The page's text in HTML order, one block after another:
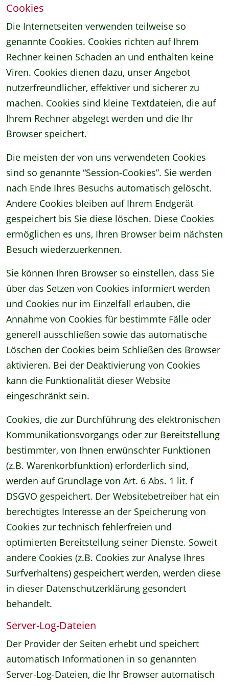
Cookies
Die Internetseiten verwenden teilweise so
genannte Cookies. Cookies richten auf Ihrem
Rechner keinen Schaden an und enthalten keine
Viren. Cookies dienen dazu, unser Angebot
nutzerfreundlicher, effektiver und sicherer zu
machen. Cookies sind kleine Textdateien, die auf
Ihrem Rechner abgelegt werden und die Ihr
Browser speichert.
Die meisten der von uns verwendeten Cookies
sind so genannte “Session-Cookies”. Sie werden
nach Ende Ihres Besuchs automatisch gelöscht.
Andere Cookies bleiben auf Ihrem Endgerät
gespeichert bis Sie diese löschen. Diese Cookies
ermöglichen es uns, Ihren Browser beim nächsten
Besuch wiederzuerkennen.
Sie können Ihren Browser so einstellen, dass Sie
über das Setzen von Cookies informiert werden
und Cookies nur im Einzelfall erlauben, die
Annahme von Cookies für bestimmte Fälle oder
generell ausschließen sowie das automatische
Löschen der Cookies beim Schließen des Browser
aktivieren. Bei der Deaktivierung von Cookies
kann die Funktionalität dieser Website
eingeschränkt sein.
Cookies, die zur Durchführung des elektronischen
Kommunikationsvorgangs oder zur Bereitstellung
bestimmter, von Ihnen erwünschter Funktionen
(z.B. Warenkorbfunktion) erforderlich sind,
werden auf Grundlage von Art. 6 Abs. 1 lit. f
DSGVO gespeichert. Der Websitebetreiber hat ein
berechtigtes Interesse an der Speicherung von
Cookies zur technisch fehlerfreien und
optimierten Bereitstellung seiner Dienste. Soweit
andere Cookies (z.B. Cookies zur Analyse Ihres
Surfverhaltens) gespeichert werden, werden diese
in dieser Datenschutzerklärung gesondert
behandelt.
Server-Log-Dateien
Der Provider der Seiten erhebt und speichert
automatisch Informationen in so genannten
Server-Log-Dateien, die Ihr Browser automatisch